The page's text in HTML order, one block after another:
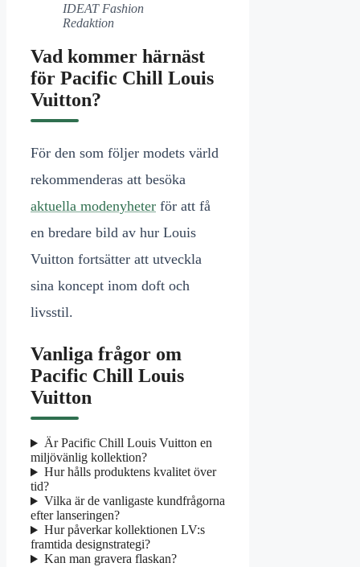
IDEAT Fashion
Redaktion
Vad kommer härnäst
för Pacific Chill Louis
Vuitton?
För den som följer modets värld
rekommenderas att besöka
aktuella modenyheter för att få
en bredare bild av hur Louis
Vuitton fortsätter att utveckla
sina koncept inom doft och
livsstil.
Vanliga frågor om
Pacific Chill Louis
Vuitton
Är Pacific Chill Louis Vuitton en
miljövänlig kollektion?
Hur hålls produktens kvalitet över
tid?
Vilka är de vanligaste kundfrågorna
efter lanseringen?
Hur påverkar kollektionen LV:s
framtida designstrategi?
Kan man gravera flaskan?